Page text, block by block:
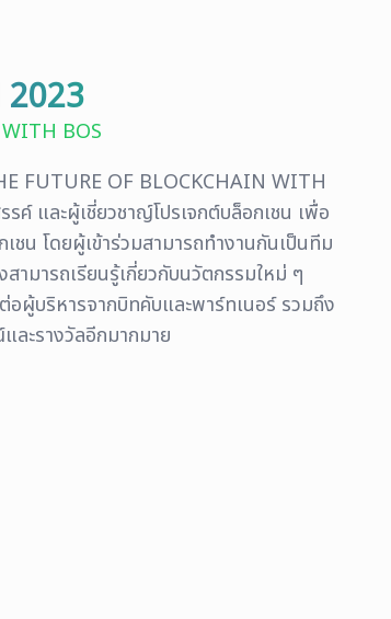
2023
BOS
FUTURE OF BLOCKCHAIN WITH
และผู้เชี่ยวชาญ์โปรเจกต์บล็อกเชน เพื่อ
ชน โดยผู้เข้าร่วมสามารถทำงานกันเป็นทีม
ามารถเรียนรู้เกี่ยวกับนวัตกรรมใหม่ ๆ
ผู้บริหารจากบิทคับและพาร์ทเนอร์ รวมถึง
ละรางวัลอีกมากมาย